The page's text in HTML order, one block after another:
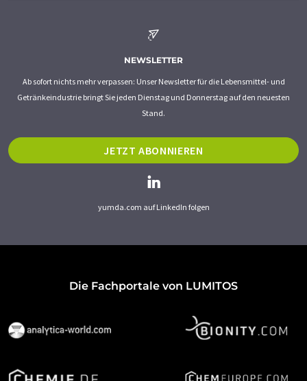
NEWSLETTER
Ab sofort nichts mehr verpassen: Unser Newsletter für die Lebensmittel- und
Getränkeindustrie bringt Sie jeden Dienstag und Donnerstag auf den neuesten
Stand.
JETZT ABONNIEREN
yumda.com auf LinkedIn folgen
Die Fachportale von LUMITOS